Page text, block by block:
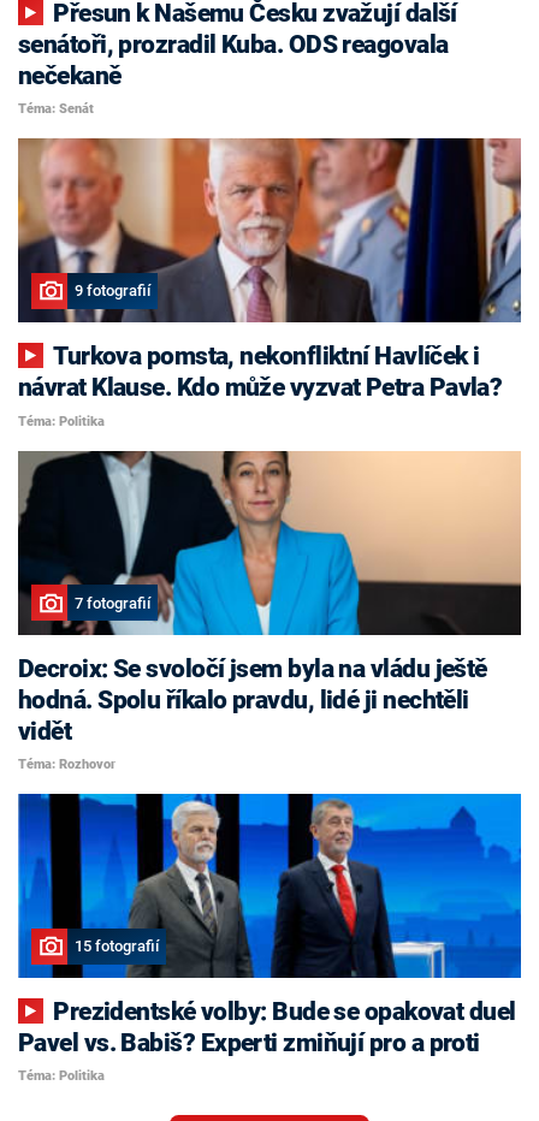
senátoři, prozradil Kuba. ODS reagovala
nečekaně
Téma: Senát
9 fotografií
Turkova pomsta, nekonfliktní Havlíček i
návrat Klause. Kdo může vyzvat Petra Pavla?
Téma: Politika
7 fotografií
Decroix: Se svoločí jsem byla na vládu ještě
hodná. Spolu říkalo pravdu, lidé ji nechtěli
vidět
Téma: Rozhovor
15 fotografií
Pavel vs. Babiš? Experti zmiňují pro a proti
Téma: Politika